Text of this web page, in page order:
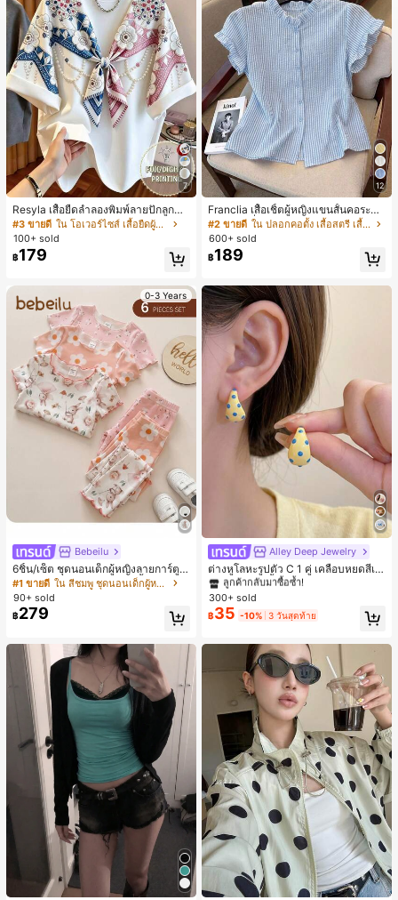
7
Resyla เสื้อยืดลำลองพิมพ์ลายปักลูกปัด
รูปโบว์ขนาดใหญ่สำหรับผู้หญิง
#3 ขายดี
ใน โอเวอร์ไซส์ เสื้อยืดผู้หญิง
100+ sold
฿179
0-3 Years
Bebeilu
6ชิ้น/เซ็ต ชุดนอนเด็กผู้หญิงลายการ์ตูน
หมีและดอกไม้ คอกลม แขนสั้น กางเกง
ขาสั้น ขอบระบาย สวมใส่สบาย
#1 ขายดี
ใน สีชมพู ชุดนอนเด็กผู้หญิง
90+ sold
฿279
12
Franclia เสื้อเชิ้ตผู้หญิงแขนสั้นคอระบา
ยกระดุมเดี่ยวลายทาง
#2 ขายดี
ใน ปลอกคอตั้ง เสื้อสตรี เสื้อเบลาส์ & Tee
600+ sold
฿189
Alley Deep Jewelry
ต่างหูโลหะรูปตัว C 1 คู่ เคลือบหยดสีเห
ลือง ลายจุดสีน้ำเงิน สไตล์ยุโรปและอเม
ริกัน แฟชั่นส่วนตัว หวานและสง่างาม
สำหรับผู้หญิงและเด็กหญิง สำหรับการเ
ดินทาง งานแต่งงาน ปาร์ตี้ วันเกิด ของ
#1 ขายดี ใน โบโฮ ต่างหูผู้หญิง
ลูกค้ากลับมาซื้อซ้ำ!
เกือบหมดแล้ว!
#1 ขายดี ใน โบโฮ ต่างหูผู้หญิง
ลูกค้ากลับมาซื้อซ้ำ!
เกือบหมดแล้ว!
#1 ขายดี ใน โบโฮ ต่างหูผู้หญิง
ลูกค้ากลับมาซื้อซ้ำ!
เกือบหมดแล้ว!
#1 ขายดี ใน โบโฮ ต่างหูผู้หญิง
ลูกค้ากลับมาซื้อซ้ำ!
300+ sold
฿35 -10% 3 วันสุดท้าย
#1 ขายดี ใน กระเป๋า เสื้อคลุมลำลอง
ลูกค้ากลับมาซื้อซ้ำ!